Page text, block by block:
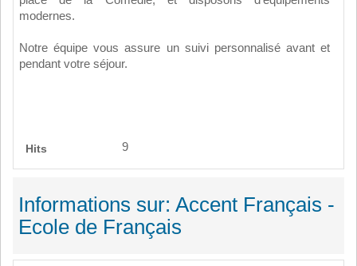
modernes.
Notre équipe vous assure un suivi personnalisé avant et
pendant votre séjour.
Hits 9
Informations sur: Accent Français -
Ecole de Français